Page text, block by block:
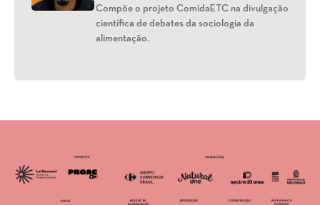
Compõe o projeto ComidaETC na divulgação
científica de debates da sociologia da
alimentação.